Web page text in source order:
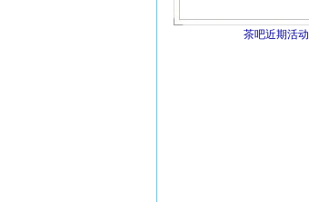
茶吧近期活动